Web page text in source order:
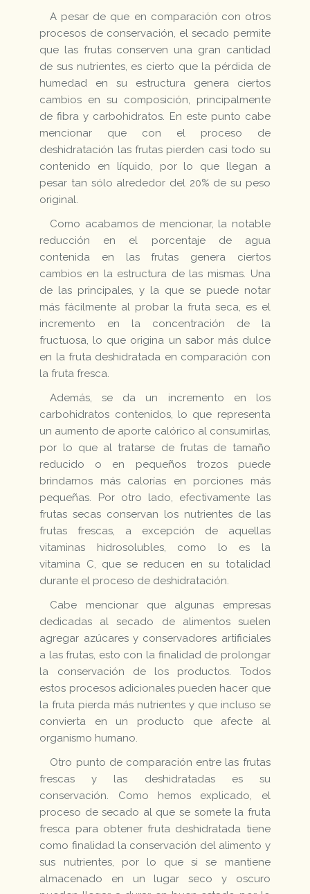
A pesar de que en comparación con otros
procesos de conservación, el secado permite
que las frutas conserven una gran cantidad
de sus nutrientes, es cierto que la pérdida de
humedad en su estructura genera ciertos
cambios en su composición, principalmente
de fibra y carbohidratos. En este punto cabe
mencionar que con el proceso de
deshidratación las frutas pierden casi todo su
contenido en líquido, por lo que llegan a
pesar tan sólo alrededor del 20% de su peso
original.
Como acabamos de mencionar, la notable
reducción en el porcentaje de agua
contenida en las frutas genera ciertos
cambios en la estructura de las mismas. Una
de las principales, y la que se puede notar
más fácilmente al probar la fruta seca, es el
incremento en la concentración de la
fructuosa, lo que origina un sabor más dulce
en la fruta deshidratada en comparación con
la fruta fresca.
Además, se da un incremento en los
carbohidratos contenidos, lo que representa
un aumento de aporte calórico al consumirlas,
por lo que al tratarse de frutas de tamaño
reducido o en pequeños trozos puede
brindarnos más calorías en porciones más
pequeñas. Por otro lado, efectivamente las
frutas secas conservan los nutrientes de las
frutas frescas, a excepción de aquellas
vitaminas hidrosolubles, como lo es la
vitamina C, que se reducen en su totalidad
durante el proceso de deshidratación.
Cabe mencionar que algunas empresas
dedicadas al secado de alimentos suelen
agregar azúcares y conservadores artificiales
a las frutas, esto con la finalidad de prolongar
la conservación de los productos. Todos
estos procesos adicionales pueden hacer que
la fruta pierda más nutrientes y que incluso se
convierta en un producto que afecte al
organismo humano.
Otro punto de comparación entre las frutas
frescas y las deshidratadas es su
conservación. Como hemos explicado, el
proceso de secado al que se somete la fruta
fresca para obtener fruta deshidratada tiene
como finalidad la conservación del alimento y
sus nutrientes, por lo que si se mantiene
almacenado en un lugar seco y oscuro